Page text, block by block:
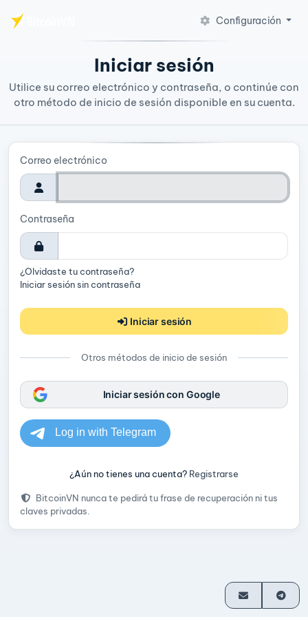
Configuración
Iniciar sesión
Utilice su correo electrónico y contraseña, o continúe con
otro método de inicio de sesión disponible en su cuenta.
Correo electrónico
Contraseña
¿Olvidaste tu contraseña?
Iniciar sesión sin contraseña
Iniciar sesión
Otros métodos de inicio de sesión
Iniciar sesión con Google
¿Aún no tienes una cuenta? Registrarse
BitcoinVN nunca te pedirá tu frase de recuperación ni tus
claves privadas.